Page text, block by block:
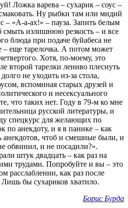
Ложка варева – сухарик – соус –
Ну рыбки там или мидий
– «А-а-ах!» – пауза. Запить белым
излишнюю резкость – и все
блюда при подаче буйабеса не
– еще тарелочка. А потом может
Хотя, по-моему, это
второй тарелки лениво плеснуть
не уходить из-за стола,
вспоминая старых друзей и
и несексуального
что таких нет. Году в 79-м ко мне
русской литературы, и
спецкурс для желающих по
по анекдоту, и я в панике – как
анекдотов, чтоб и смешные были, и
обвинил, и не посадили?».
штук двадцать – как раз на
трудами. Попробуйте и вы – это
расслаблении, как раз после
Лишь бы сухариков хватило.
Борис Бурда